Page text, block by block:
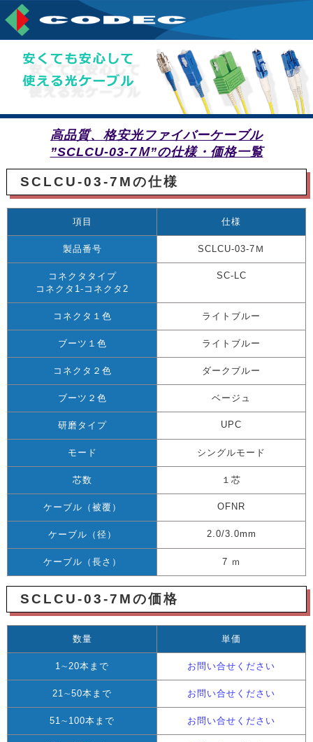
高品質、格安光ファイバーケーブル
”SCLCU-03-7Ｍ”の仕様・価格一覧
SCLCU-03-7Mの仕様
項目 仕様
製品番号 SCLCU-03-7Ｍ
コネクタタイプ
コネクタ1-コネクタ2
SC-LC
コネクタ１色 ライトブルー
ブーツ１色 ライトブルー
コネクタ２色 ダークブルー
ブーツ２色 ベージュ
研磨タイプ UPC
モード シングルモード
芯数 １芯
ケーブル（被覆） OFNR
ケーブル（径） 2.0/3.0mm
ケーブル（長さ） 7 ｍ
SCLCU-03-7Mの価格
数量 単価
1∼20本まで お問い合せください
21∼50本まで お問い合せください
51∼100本まで お問い合せください